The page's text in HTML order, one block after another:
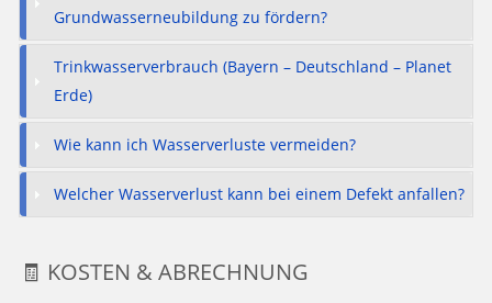
Grundwasserneubildung zu fördern?
Trinkwasserverbrauch (Bayern – Deutschland – Planet
Erde)
Wie kann ich Wasserverluste vermeiden?
Welcher Wasserverlust kann bei einem Defekt anfallen?
🧾 KOSTEN & ABRECHNUNG